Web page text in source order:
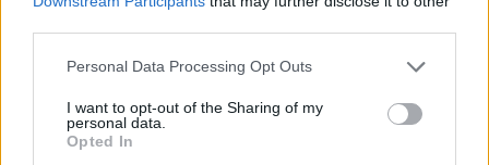
Please note that this website/app uses one or more Google
not limited to your visit or usage behaviour. You may click to
grant or deny consent to Google and its third-party tags to
use your data for below specified purposes in below Google
Personal Data Processing Opt Outs
I want to opt-out of the Sharing of my
personal data.
Opted In